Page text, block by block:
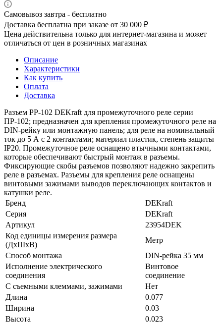
Самовывоз завтра - бесплатно
Доставка бесплатна при заказе от 30 000 ₽
Цена действительна только для интернет-магазина и может
отличаться от цен в розничных магазинах
Описание
Характеристики
Как купить
Оплата
Доставка
Разъем РР-102 DEKraft для промежуточного реле серии
ПР-102; предназначен для крепления промежуточного реле на
DIN-рейку или монтажную панель; для реле на номинальный
ток до 5 А с 2 контактами; материал пластик, степень защиты
IP20. Промежуточное реле оснащено втычными контактами,
которые обеспечивают быстрый монтаж в разъемы.
Фиксирующие скобы разъемов позволяют надежно закрепить
реле в разъемах. Разъемы для крепления реле оснащены
винтовыми зажимами выводов переключающих контактов и
катушки реле.
Бренд
DEKraft
Серия
DEKraft
Артикул
23954DEK
Код единицы измерения размера
(ДхШхВ)
Метр
Способ монтажа
DIN-рейка 35 мм
Исполнение электрического
соединения
Винтовое
соединение
С съемными клеммами, зажимами
Нет
Длина
0.077
Ширина
0.03
Высота
0.023